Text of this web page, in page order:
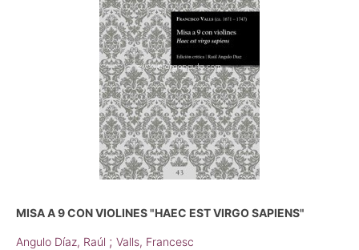
MISA A 9 CON VIOLINES "HAEC EST VIRGO SAPIENS"
Angulo Díaz, Raúl ; Valls, Francesc